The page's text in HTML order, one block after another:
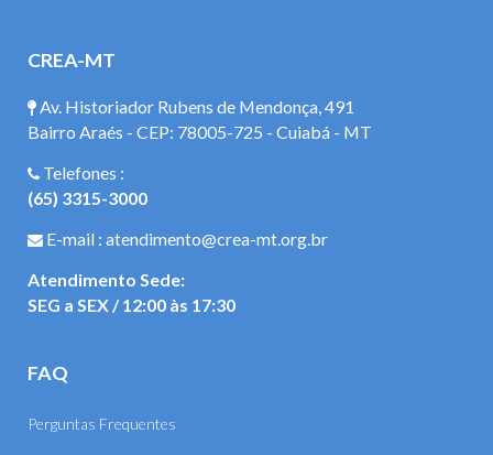
CREA-MT
Av. Historiador Rubens de Mendonça, 491
Bairro Araés - CEP: 78005-725 - Cuiabá - MT
Telefones :
(65) 3315-3000
E-mail : atendimento@crea-mt.org.br
Atendimento Sede:
SEG a SEX / 12:00 às 17:30
FAQ
Perguntas Frequentes